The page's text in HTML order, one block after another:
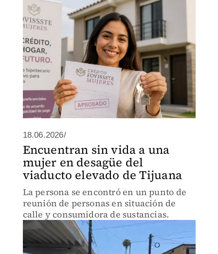
18.06.2026/
Encuentran sin vida a una
mujer en desagüe del
viaducto elevado de Tijuana
La persona se encontró en un punto de
reunión de personas en situación de
calle y consumidora de sustancias.